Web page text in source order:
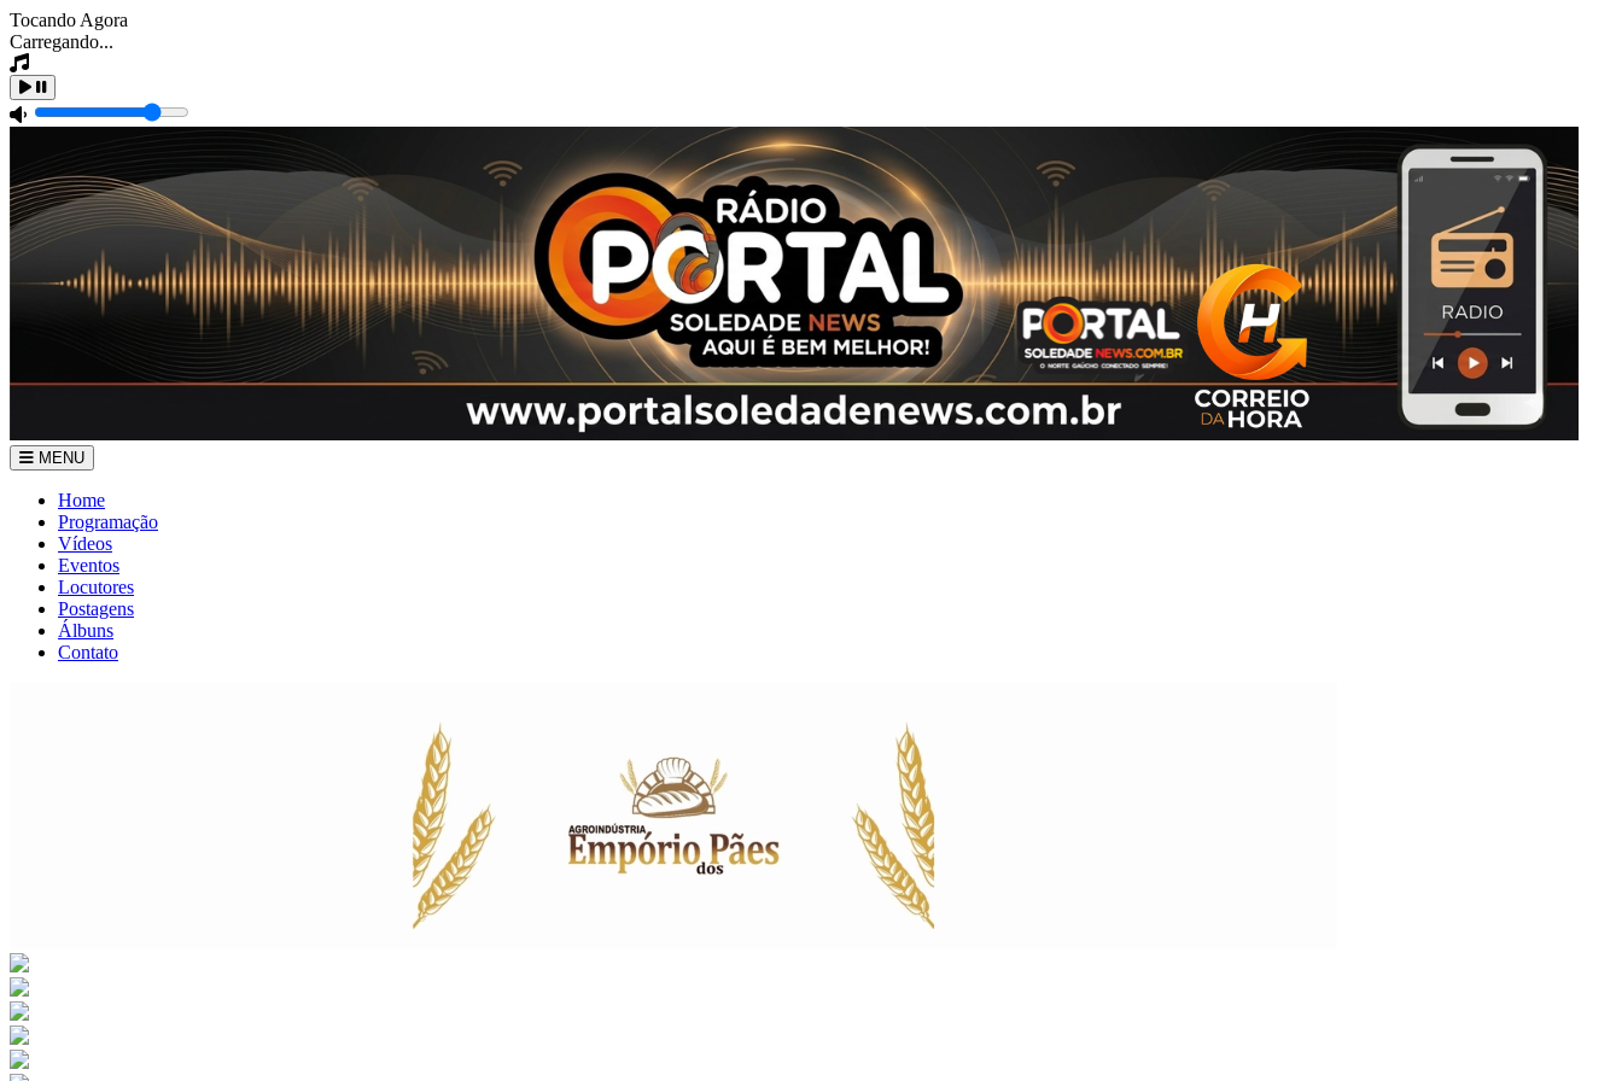
Tocando Agora
Carregando...
MENU
Home
Programação
Vídeos
Eventos
Locutores
Postagens
Álbuns
Contato